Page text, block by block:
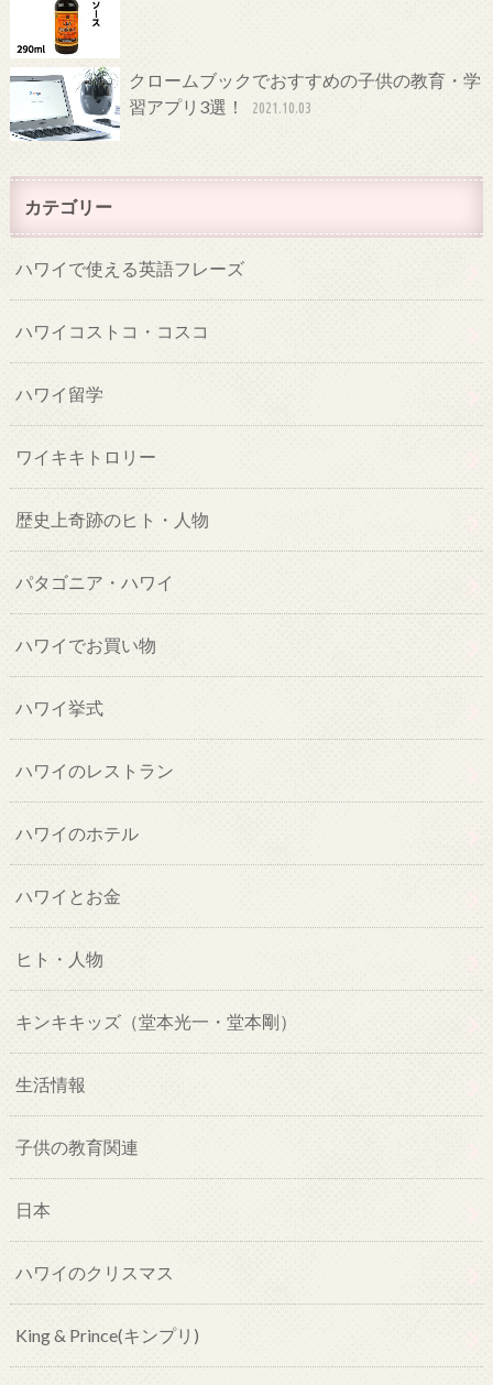
クロームブックでおすすめの子供の教育・学
習アプリ3選！
2021.10.03
カテゴリー
ハワイで使える英語フレーズ
ハワイコストコ・コスコ
ハワイ留学
ワイキキトロリー
歴史上奇跡のヒト・人物
パタゴニア・ハワイ
ハワイでお買い物
ハワイ挙式
ハワイのレストラン
ハワイのホテル
ハワイとお金
ヒト・人物
キンキキッズ（堂本光一・堂本剛）
生活情報
子供の教育関連
日本
ハワイのクリスマス
King & Prince(キンプリ)